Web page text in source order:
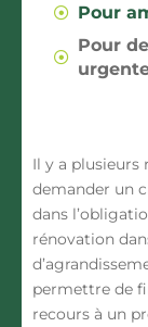
Pour
Pour
Il y a plusieurs
demander un
dans
rénovation
permettre de
recours à un